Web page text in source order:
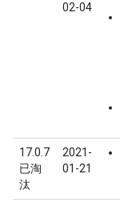
02-04
17.0.7
已淘
汰
2021-
01-21